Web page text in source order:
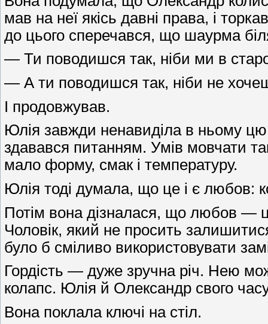
мав на неї якісь давні права, і
до цього сперечався, що шаурма
— Ти поводишся так, ніби ми в
— А ти поводишся так, ніби не
І продовжував.
Юлія завжди ненавиділа в ньому цю
здавався питанням. Умів мовчати
мало форму, смак і температуру.
Юлія тоді думала, що це і є любов:
Потім вона дізналася, що любов —
Чоловік, який не просить
було б сміливо використовувати
Гордість — дуже зручна річ. Нею
колапс. Юлія й Олександр свого
Вона поклала ключі на стіл.